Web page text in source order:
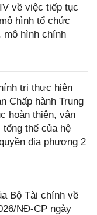
về việc tiếp tục
hình tổ chức
mô hình chính
trị thực hiện
Chấp hành Trung
hoàn thiện, vận
thể của hệ
địa phương 2
Bộ Tài chính về
NĐ-CP ngày